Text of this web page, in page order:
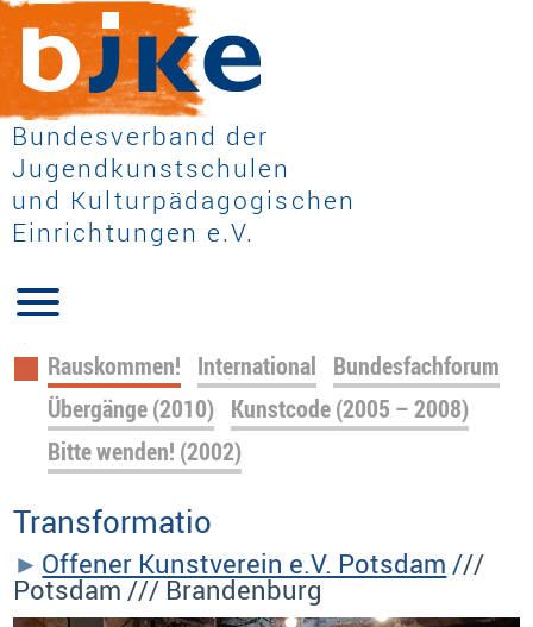
Bundesverband der
Jugendkunstschulen
und Kulturpädagogischen
Einrichtungen e.V.
Navigation
überspringen
Rauskommen! International Bundesfachforum
Übergänge (2010) Kunstcode (2005 – 2008)
Bitte wenden! (2002)
Transformatio
Offener Kunstverein e.V. Potsdam///
Potsdam /// Brandenburg